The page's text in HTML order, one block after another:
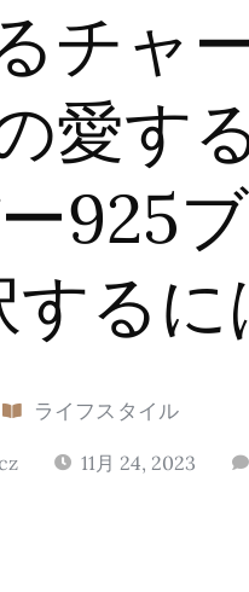
チャ
愛す
925
るに
ライフスタイル
11月 24, 2023